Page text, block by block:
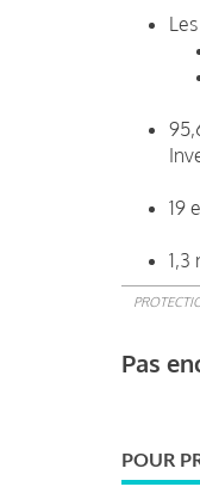
19
1,3
Pas
POUR